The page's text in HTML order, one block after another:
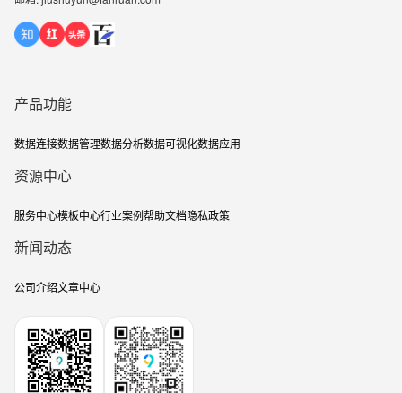
产品功能
数据连接数据管理数据分析数据可视化数据应用
资源中心
服务中心模板中心行业案例帮助文档隐私政策
新闻动态
公司介绍文章中心